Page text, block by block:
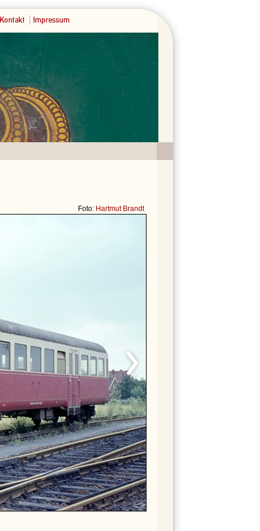
Kontakt Impressum
Foto: Hartmut Brandt